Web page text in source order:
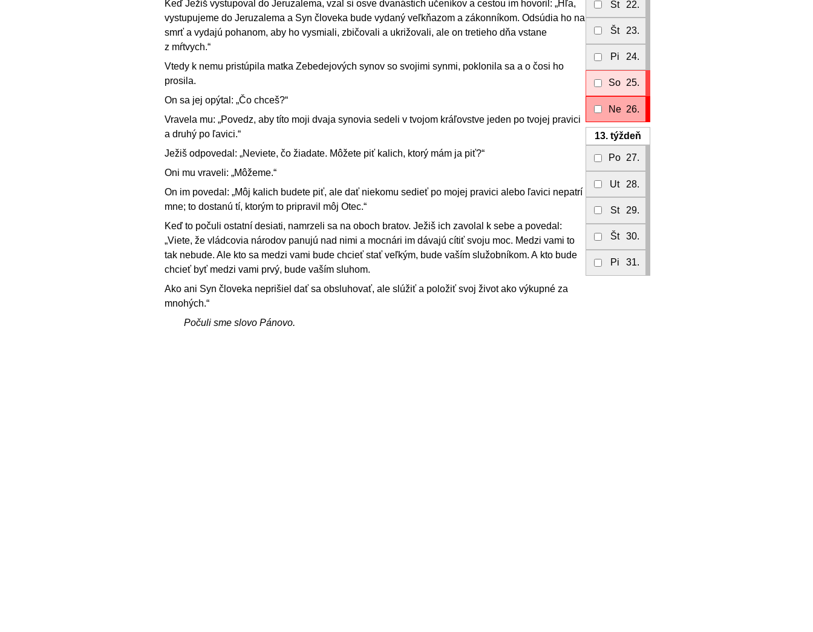
Keď Ježiš vystupoval do Jeruzalema, vzal si osve dvanástich učeníkov a cestou im hovoril: „Hľa,
vystupujeme do Jeruzalema a Syn človeka bude vydaný veľkňazom a zákonníkom. Odsúdia ho na
smrť a vydajú pohanom, aby ho vysmiali, zbičovali a ukrižovali, ale on tretieho dňa vstane
z mŕtvych.“
Vtedy k nemu pristúpila matka Zebedejových synov so svojimi synmi, poklonila sa a o čosi ho
prosila.
On sa jej opýtal: „Čo chceš?“
Vravela mu: „Povedz, aby títo moji dvaja synovia sedeli v tvojom kráľovstve jeden po tvojej pravici
a druhý po ľavici.“
Ježiš odpovedal: „Neviete, čo žiadate. Môžete piť kalich, ktorý mám ja piť?“
Oni mu vraveli: „Môžeme.“
On im povedal: „Môj kalich budete piť, ale dať niekomu sedieť po mojej pravici alebo ľavici nepatrí
mne; to dostanú tí, ktorým to pripravil môj Otec.“
Keď to počuli ostatní desiati, namrzeli sa na oboch bratov. Ježiš ich zavolal k sebe a povedal:
„Viete, že vládcovia národov panujú nad nimi a mocnári im dávajú cítiť svoju moc. Medzi vami to
tak nebude. Ale kto sa medzi vami bude chcieť stať veľkým, bude vaším služobníkom. A kto bude
chcieť byť medzi vami prvý, bude vaším sluhom.
Ako ani Syn človeka neprišiel dať sa obsluhovať, ale slúžiť a položiť svoj život ako výkupné za
mnohých.“
Počuli sme slovo Pánovo.
St 22.
Št 23.
Pi 24.
So 25.
Ne 26.
13.týždeň
Po 27.
Ut 28.
St 29.
Št 30.
Pi 31.